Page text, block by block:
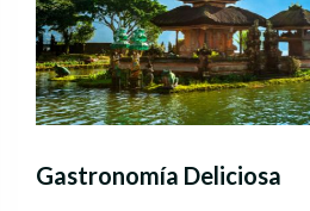
Gastronomía Deliciosa